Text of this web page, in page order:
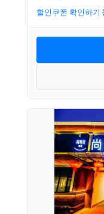
할인쿠폰 확인하기